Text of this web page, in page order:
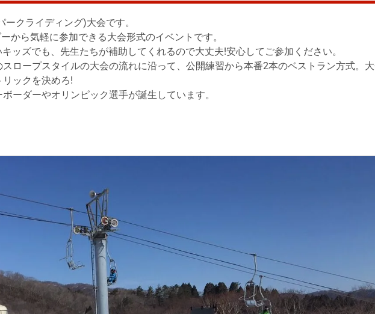
クライディング)大会です。
から気軽に参加できる大会形式のイベントです。
ッズでも、先生たちが補助してくれるので大丈夫!安心してご参加ください。
ロープスタイルの大会の流れに沿って、公開練習から本番2本のベストラン方式。
ックを決めろ!
ーダーやオリンピック選手が誕生しています。